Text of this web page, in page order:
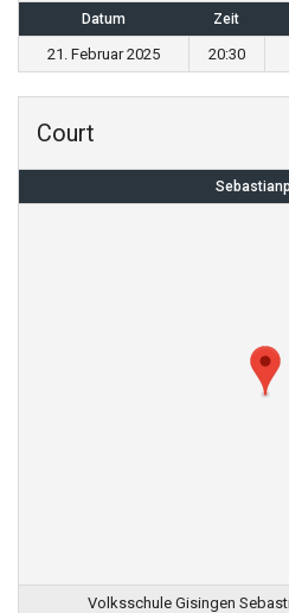
Datum Zeit
21. Februar 2025 20:30
Court
Volksschule Gisingen